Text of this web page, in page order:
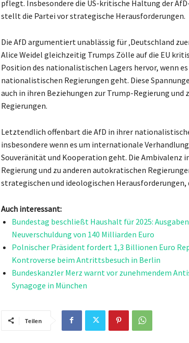
pflegt. Insbesondere die US-kritische Haltung der
stellt die Partei vor strategische Herausforderungen.
Die AfD argumentiert unablässig für ‚Deutschland
Alice Weidel gleichzeitig Trumps Zölle auf die EU
Position des nationalistischen Lagers hervor, wenn
nationalistischen Regierungen geht. Diese
auch in ihren Beziehungen zur Trump-Regierung und
Regierungen.
Letztendlich offenbart die AfD in ihrer
insbesondere wenn es um internationale
Souveränität und Kooperation geht. Die Ambivalenz
Regierung und zu anderen autokratischen
strategischen und ideologischen
Auch interessant:
Bundestag beschließt Haushalt für 2025:
Neuverschuldung von 140 Milliarden Euro
Polnischer Präsident fordert 1,3 Billionen Euro
Kontroverse beim Antrittsbesuch in Berlin
Bundeskanzler Merz warnt vor zunehmendem
Synagoge in München
Teilen